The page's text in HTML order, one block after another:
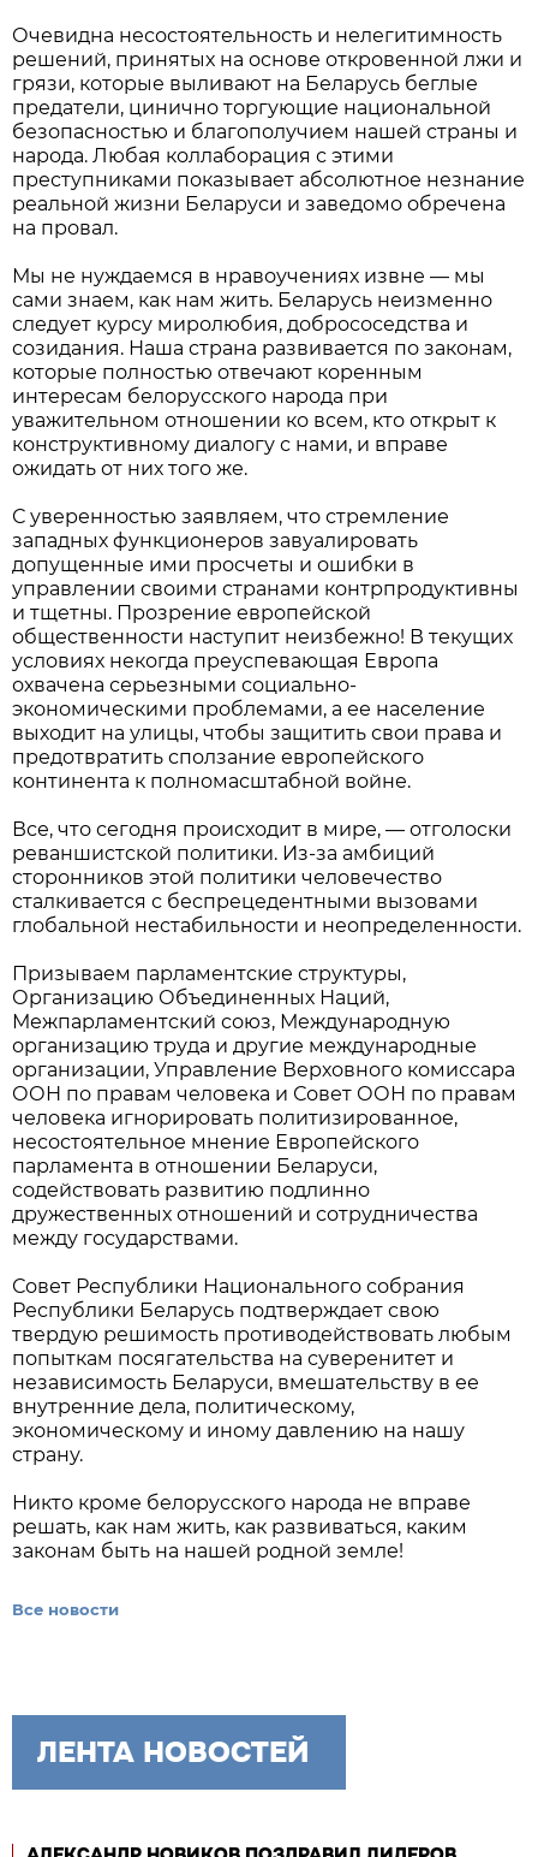
Очевидна несостоятельность и нелегитимность
решений, принятых на основе откровенной лжи и
грязи, которые выливают на Беларусь беглые
предатели, цинично торгующие национальной
безопасностью и благополучием нашей страны и
народа. Любая коллаборация с этими
преступниками показывает абсолютное незнание
реальной жизни Беларуси и заведомо обречена
на провал.
Мы не нуждаемся в нравоучениях извне — мы
сами знаем, как нам жить. Беларусь неизменно
следует курсу миролюбия, добрососедства и
созидания. Наша страна развивается по законам,
которые полностью отвечают коренным
интересам белорусского народа при
уважительном отношении ко всем, кто открыт к
конструктивному диалогу с нами, и вправе
ожидать от них того же.
С уверенностью заявляем, что стремление
западных функционеров завуалировать
допущенные ими просчеты и ошибки в
управлении своими странами контрпродуктивны
и тщетны. Прозрение европейской
общественности наступит неизбежно! В текущих
условиях некогда преуспевающая Европа
охвачена серьезными социально-
экономическими проблемами, а ее население
выходит на улицы, чтобы защитить свои права и
предотвратить сползание европейского
континента к полномасштабной войне.
Все, что сегодня происходит в мире, — отголоски
реваншистской политики. Из-за амбиций
сторонников этой политики человечество
сталкивается с беспрецедентными вызовами
глобальной нестабильности и неопределенности.
Призываем парламентские структуры,
Организацию Объединенных Наций,
Межпарламентский союз, Международную
организацию труда и другие международные
организации, Управление Верховного комиссара
ООН по правам человека и Совет ООН по правам
человека игнорировать политизированное,
несостоятельное мнение Европейского
парламента в отношении Беларуси,
содействовать развитию подлинно
дружественных отношений и сотрудничества
между государствами.
Совет Республики Национального собрания
Республики Беларусь подтверждает свою
твердую решимость противодействовать любым
попыткам посягательства на суверенитет и
независимость Беларуси, вмешательству в ее
внутренние дела, политическому,
экономическому и иному давлению на нашу
страну.
Никто кроме белорусского народа не вправе
решать, как нам жить, как развиваться, каким
законам быть на нашей родной земле!
Все новости
ЛЕНТА НОВОСТЕЙ